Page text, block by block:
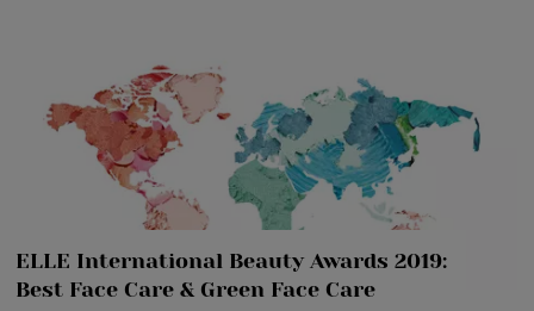
ELLE International Beauty Awards 2019:
Best Face Care & Green Face Care